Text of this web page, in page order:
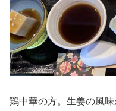
鶏中華の方。生姜の風